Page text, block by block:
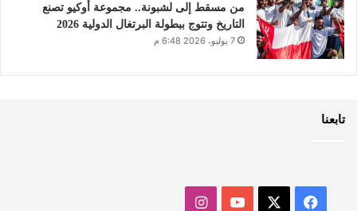
من مسقط إلى لشبونة.. مجموعة أوكيو تصنع
التاريخ وتتوج ببطولة البرتغال الدولية 2026
7 يوليو، 2026 6:48 م
تابعنا
فيسبوك ‫YouTubeانستقرام